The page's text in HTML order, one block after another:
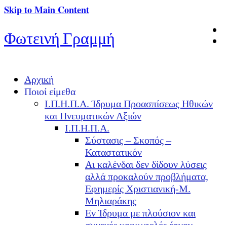
Skip to Main Content
Φωτεινή Γραμμή
Αρχική
Ποιοί είμεθα
Ι.Π.Η.Π.Α. Ίδρυμα Προασπίσεως Ηθικών
και Πνευματικών Αξιών
Ι.Π.Η.Π.Α.
Σύστασις – Σκοπός –
Καταστατικόν
Αι καλένδαι δεν δίδουν λύσεις
αλλά προκαλούν προβλήματα,
Εφημερίς Χριστιανική-Μ.
Μηλιαράκης
Εν Ίδρυμα με πλούσιον και